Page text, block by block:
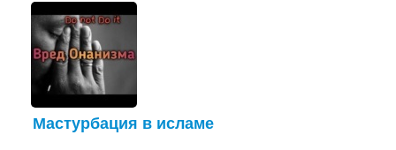
Мастурбация в исламе